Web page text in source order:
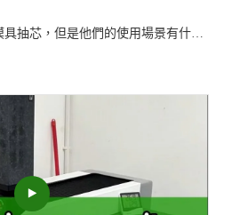
抽芯，但是他們的使用場景有什麼
、倒扣較淺？斜頂更勝一籌！